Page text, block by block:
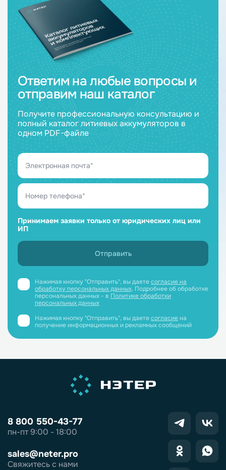
Ответим на любые вопросы и
отправим наш каталог
Получите профессиональную консультацию и
полный каталог литиевых аккумуляторов в
одном PDF-файле
Принимаем заявки только от юридических лиц или
ИП
Нажимая кнопку "Отправить", вы даетесогласие на
обработку персональных данных. Подробнее об обработке
персональных данных - в Политике обработки
персональных данных
Нажимая кнопку "Отправить", вы даетесогласиена
получение информационных и рекламных сообщений
8 800 550-43-77
пн-пт 9:00 - 18:00
sales@neter.pro
Свяжитесь с нами